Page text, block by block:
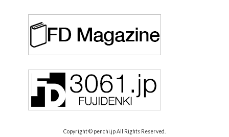
Copyright © penchi.jp All Rights Reserved.